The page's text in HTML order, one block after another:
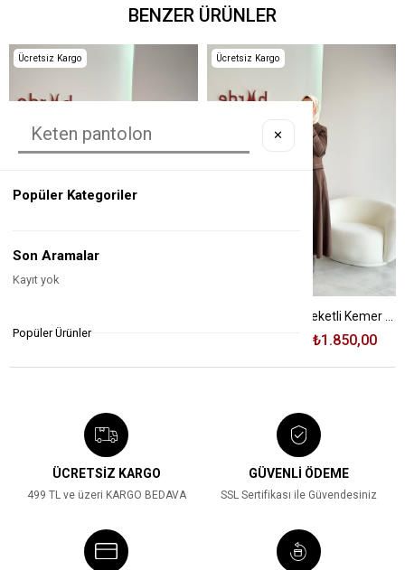
BENZER ÜRÜNLER
%55 ₺4.750,00
Ücretsiz Kargo
₺1.850,00
Ücretsiz Kargo
ÜCRETSİZ KARGO
499 TL ve üzeri KARGO BEDAVA
GÜVENLİ ÖDEME
SSL Sertifikası ile Güvendesiniz
✕
Popüler Kategoriler
Son Aramalar
Kayıt yok
Popüler Ürünler